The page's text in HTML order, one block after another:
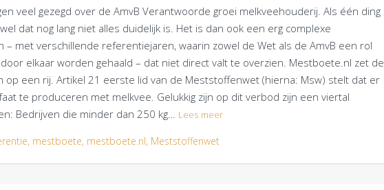
veel gezegd over de AmvB Verantwoorde groei melkveehouderij. Als één ding
dat nog lang niet alles duidelijk is. Het is dan ook een erg complexe
– met verschillende referentiejaren, waarin zowel de Wet als de AmvB een rol
elkaar worden gehaald – dat niet direct valt te overzien. Mestboete.nl zet de
op een rij. Artikel 21 eerste lid van de Meststoffenwet (hierna: Msw) stelt dat er
te produceren met melkvee. Gelukkig zijn op dit verbod zijn een viertal
Bedrijven die minder dan 250 kg… Lees meer
, mestboete, mestboete.nl, Meststoffenwet